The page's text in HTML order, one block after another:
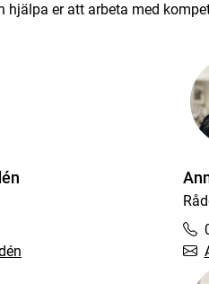
hjälpa er att arbeta med